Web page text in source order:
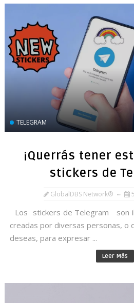
TELEGRAM
¡Querrás tener
stickers de
GlobalDBS Network®
Los stickers de Telegram son
creadas por diversas personas, o
deseas, para expresar ...
Leer Más